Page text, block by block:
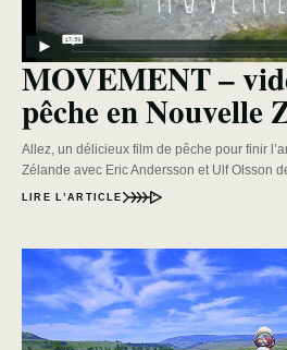
MOVEMENT –
pêche en Nouvelle
Allez, un délicieux film de pêche pour finir
Zélande avec Eric Andersson et Ulf Olsson
LIRE L’ARTICLE